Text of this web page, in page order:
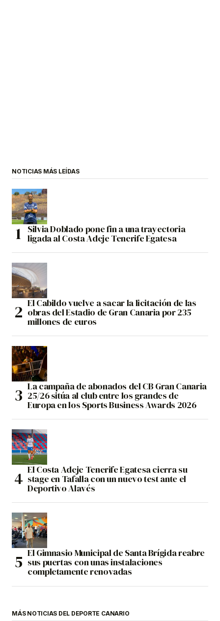
NOTICIAS MÁS LEÍDAS
Silvia Doblado pone fin a una trayectoria
ligada al Costa Adeje Tenerife Egatesa
El Cabildo vuelve a sacar la licitación de las
obras del Estadio de Gran Canaria por 235
millones de euros
La campaña de abonados del CB Gran Canaria
25/26 sitúa al club entre los grandes de
Europa en los Sports Business Awards 2026
El Costa Adeje Tenerife Egatesa cierra su
stage en Tafalla con un nuevo test ante el
Deportivo Alavés
El Gimnasio Municipal de Santa Brígida reabre
sus puertas con unas instalaciones
completamente renovadas
MÁS NOTICIAS DEL DEPORTE CANARIO